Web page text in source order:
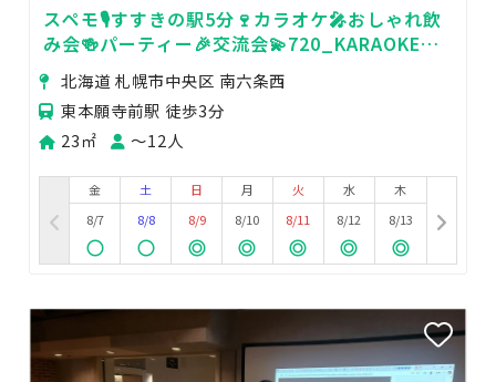
スペモ🎙️すすきの駅5分🍷カラオケ🎤おしゃれ飲
み会🍻パーティー🎉交流会💫720_KARAOKE札
幌 北海道 札幌市中央区 南六条西
東本願寺前駅 徒歩3分
23㎡
〜12人
金
8/7
土
8/8
日
8/9
月
8/10
火
8/11
水
8/12
木
8/13